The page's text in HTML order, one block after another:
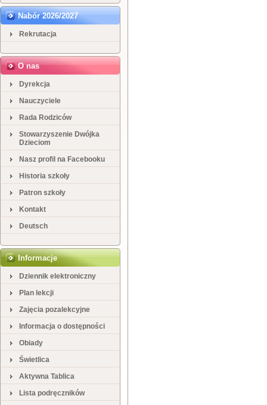
Nabór 2026/2027
Rekrutacja
O nas
Dyrekcja
Nauczyciele
Rada Rodziców
Stowarzyszenie Dwójka
Dzieciom
Nasz profil na Facebooku
Historia szkoły
Patron szkoły
Kontakt
Deutsch
Informacje
Dziennik elektroniczny
Plan lekcji
Zajęcia pozalekcyjne
Informacja o dostępności
Obiady
Świetlica
Aktywna Tablica
Lista podręczników